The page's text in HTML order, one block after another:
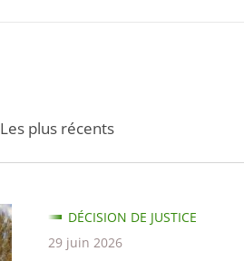
Les plus récents
DÉCISION DE JUSTICE
29 juin 2026